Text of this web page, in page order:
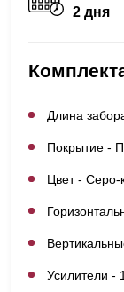
2 дня
Длина
Покрытие -
Цвет - Серо-
Усилители -